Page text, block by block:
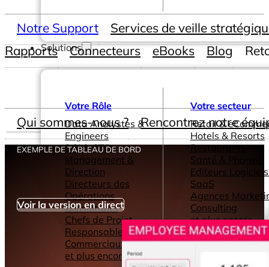
Solutions
Votre Rôle
Data Analystes &
Engineers
DSI & CTOs
Management &
Direction
Directeurs des
Opérations
Consultants
Chefs de Projet
Responsables
Commerciaux
et plus encore...
Votre secteur
Retail &
Hotels & Resorts
Restaurants
Santé & Pharma
Editeurs
SaaS
Agences
Consulting
et plus encore...
Notre Support
Services de veille
Rapports
Connecteurs eBooks Blog
Qui sommes-nous ? Rencontrez notre
EXEMPLE DE TABLEAU DE BORD
Voir la version en direct